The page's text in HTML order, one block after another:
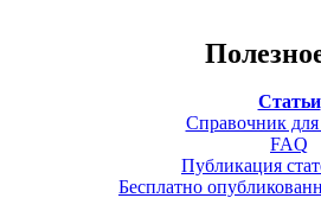
Статьи
Справочник для
FAQ
Публикация
Бесплатно